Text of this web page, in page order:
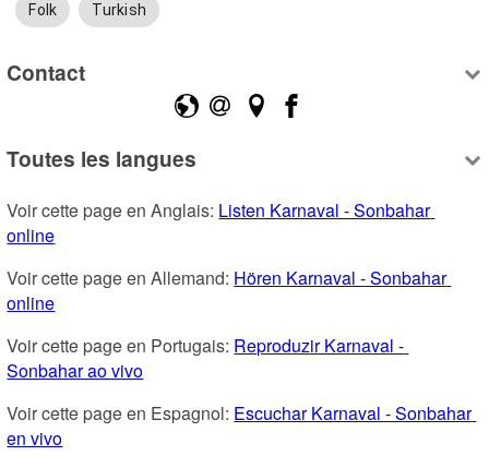
Folk Turkish
Contact
Toutes les langues
Voir cette page en Anglais: Listen Karnaval - Sonbahar
online
Voir cette page en Allemand: Hören Karnaval - Sonbahar
online
Voir cette page en Portugais: Reproduzir Karnaval -
Sonbahar ao vivo
Voir cette page en Espagnol: Escuchar Karnaval - Sonbahar
en vivo